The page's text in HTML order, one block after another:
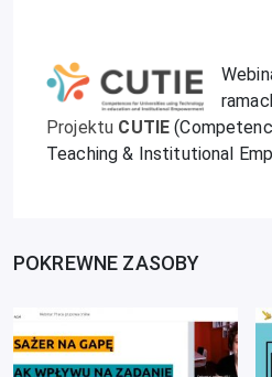
Projektu CUTIE
Teaching & Institutional
POKREWNE ZASOBY